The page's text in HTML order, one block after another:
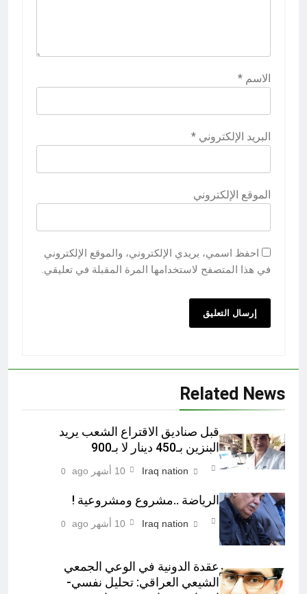
الاسم *
البريد الإلكتروني *
الموقع الإلكتروني
احفظ اسمي، بريدي الإلكتروني، والموقع الإلكتروني
في هذا المتصفح لاستخدامها المرة المقبلة في تعليقي.
Related News
قبل صناديق الاقتراع الشعب يريد
البنزين بـ450 دينار لا بـ900
Iraq nation 10 أشهر ago 0
الرياضة ..مشروع ومشروعية !
Iraq nation 10 أشهر ago 0
عقدة الدونية في الوعي الجمعي
الشيعي العراقي: تحليل نفسي-